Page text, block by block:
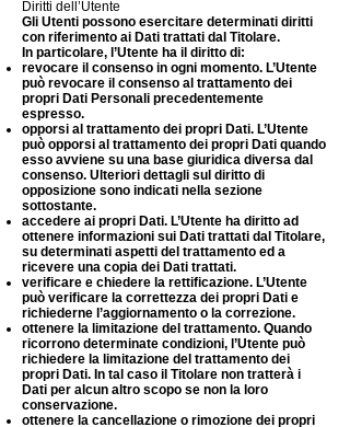
Diritti dell’Utente
Gli Utenti possono esercitare determinati diritti
con riferimento ai Dati trattati dal Titolare.
In particolare, l’Utente ha il diritto di:
revocare il consenso in ogni momento. L’Utente
può revocare il consenso al trattamento dei
propri Dati Personali precedentemente
espresso.
opporsi al trattamento dei propri Dati. L’Utente
può opporsi al trattamento dei propri Dati quando
esso avviene su una base giuridica diversa dal
consenso. Ulteriori dettagli sul diritto di
opposizione sono indicati nella sezione
sottostante.
accedere ai propri Dati. L’Utente ha diritto ad
ottenere informazioni sui Dati trattati dal Titolare,
su determinati aspetti del trattamento ed a
ricevere una copia dei Dati trattati.
verificare e chiedere la rettificazione. L’Utente
può verificare la correttezza dei propri Dati e
richiederne l’aggiornamento o la correzione.
ottenere la limitazione del trattamento. Quando
ricorrono determinate condizioni, l’Utente può
richiedere la limitazione del trattamento dei
propri Dati. In tal caso il Titolare non tratterà i
Dati per alcun altro scopo se non la loro
conservazione.
ottenere la cancellazione o rimozione dei propri